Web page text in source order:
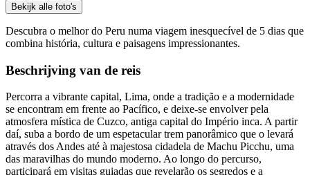
Bekijk alle foto's
Descubra o melhor do Peru numa viagem inesquecível de 5 dias que
combina história, cultura e paisagens impressionantes.
Beschrijving van de reis
Percorra a vibrante capital, Lima, onde a tradição e a modernidade
se encontram em frente ao Pacífico, e deixe-se envolver pela
atmosfera mística de Cuzco, antiga capital do Império inca. A partir
daí, suba a bordo de um espetacular trem panorâmico que o levará
através dos Andes até à majestosa cidadela de Machu Picchu, uma
das maravilhas do mundo moderno. Ao longo do percurso,
participará em visitas guiadas que revelarão os segredos e a